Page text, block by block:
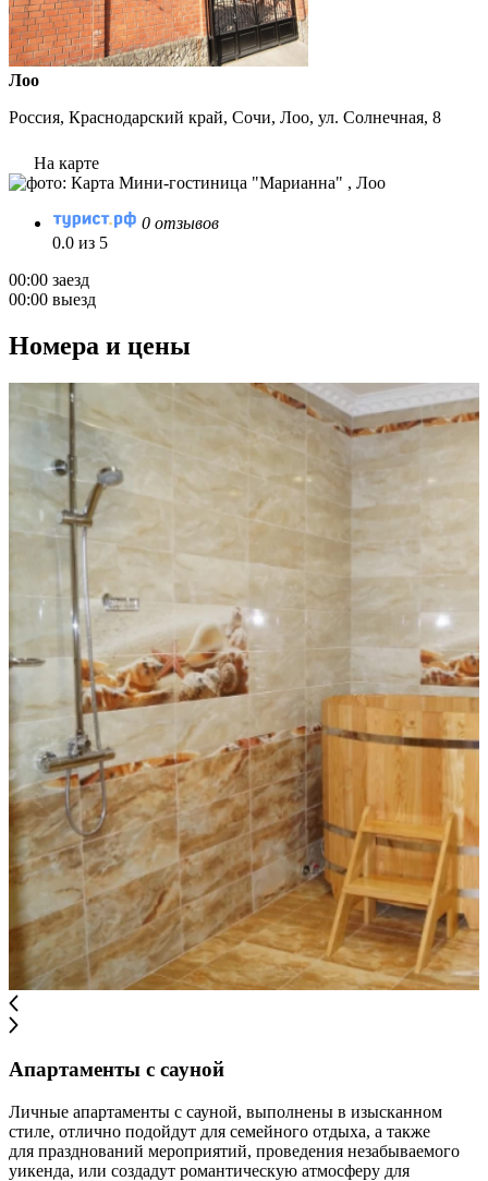
Лоо
Россия, Краснодарский край, Сочи, Лоо, ул. Солнечная, 8
На карте
0 отзывов
0.0 из 5
00:00 заезд
00:00 выезд
Номера и цены
Апартаменты с сауной
Личные апартаменты с сауной, выполнены в изысканном
стиле, отлично подойдут для семейного отдыха, а также
для празднований мероприятий, проведения незабываемого
уикенда, или создадут романтическую атмосферу для